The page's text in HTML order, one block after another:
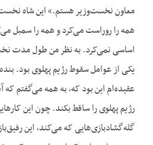
معاون نخست‌وزیر هستم.» این شاه
همه را روراست می‌کرد و همه را سمبل
اساسی نمی‌کرد. به نظر من طول مدت
یکی از عوامل سقوط رژیم پهلوی بود.
عقیده‌ام این بود که، به همه می‌گفتم که
رژیم پهلوی را ساقط بکند. چون این
گله‌گشادبازی‌هایی که می‌کند، این